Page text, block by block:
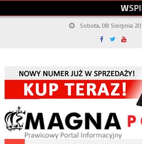
WSPI
Sobota, 08 Sierpnia